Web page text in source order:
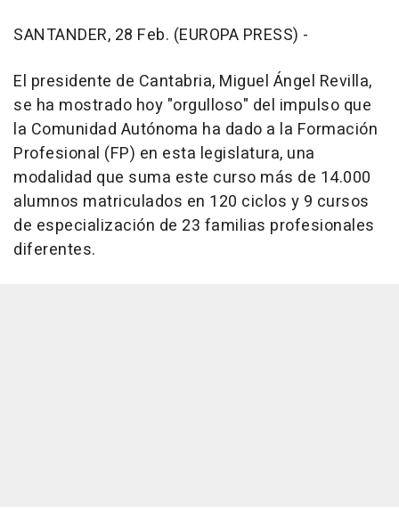
SANTANDER, 28 Feb. (EUROPA PRESS) -
El presidente de Cantabria, Miguel Ángel Revilla,
se ha mostrado hoy "orgulloso" del impulso que
la Comunidad Autónoma ha dado a la Formación
Profesional (FP) en esta legislatura, una
modalidad que suma este curso más de 14.000
alumnos matriculados en 120 ciclos y 9 cursos
de especialización de 23 familias profesionales
diferentes.